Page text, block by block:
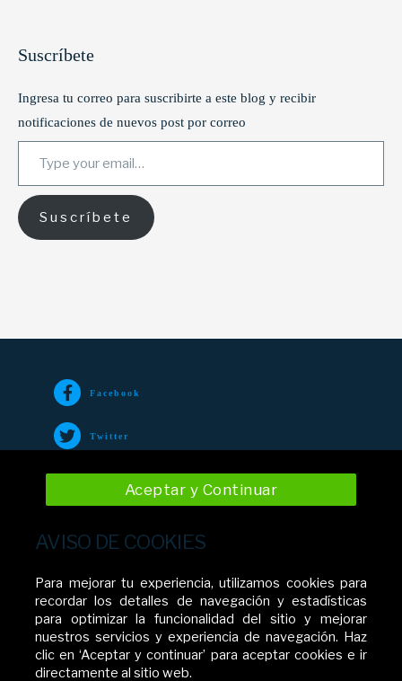
Suscríbete
Ingresa tu correo para suscribirte a este blog y recibir
notificaciones de nuevos post por correo
Type your email…
Suscríbete
Facebook
Twitter
Movistar El Salvador
AVISO DE COOKIES
Para mejorar tu experiencia, utilizamos cookies para
recordar los detalles de navegación y estadísticas
para optimizar la funcionalidad del sitio y mejorar
nuestros servicios y experiencia de navegación. Haz
clic en ‘Aceptar y continuar’ para aceptar cookies e ir
directamente al sitio web.
Aceptar y Continuar